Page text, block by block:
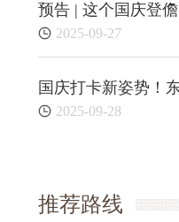
预告 | 这个国庆登
2025-09-27
国庆打卡新姿势！
2025-09-28
推荐路线